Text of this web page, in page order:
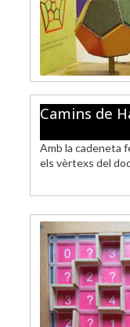
Camins de
Amb la cadeneta
els vèrtexs del